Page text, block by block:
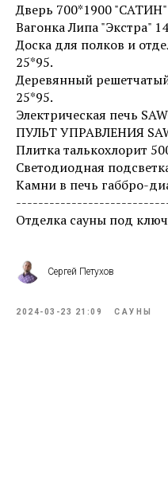
Дверь 700*1900 "САТИН"
Вагонка Липа "Экстра"
Доска для полков и
25*95.
Деревянный
25*95.
Электрическая печь
ПУЛЬТ УПРАВЛЕНИЯ
Плитка талькохлорит
Светодиодная
Камни в печь габбро-
Отделка сауны под
Сергей Петухов
2024-03-23 21:09 САУНЫ